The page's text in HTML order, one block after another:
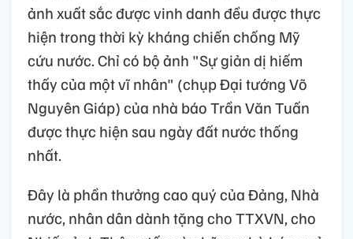
ảnh xuất sắc được vinh danh đều được thực
hiện trong thời kỳ kháng chiến chống Mỹ
cứu nước. Chỉ có bộ ảnh "Sự giản dị hiếm
thấy của một vĩ nhân" (chụp Đại tướng Võ
Nguyên Giáp) của nhà báo Trần Văn Tuấn
được thực hiện sau ngày đất nước thống
nhất.
Đây là phần thưởng cao quý của Đảng, Nhà
nước, nhân dân dành tặng cho TTXVN, cho